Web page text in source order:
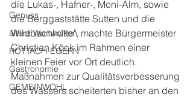
Genuss
ältere Wortwolken
ROTTACH-EGERN
Gastronomie
GEMEINWOHL
die Lukas-, Hafner-, Moni-Alm, sowie
die Berggaststätte Sutten und die
Wildbachhütte", machte Bürgermeister
Christian Köck im Rahmen einer
kleinen Feier vor Ort deutlich.
Maßnahmen zur Qualitätsverbesserung
des Wassers scheiterten bisher an den